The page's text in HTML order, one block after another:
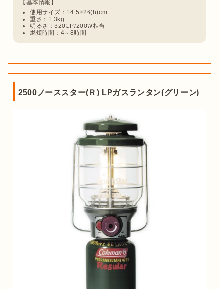
使用サイズ：14.5×26(h)cm
重さ：1.3kg
明るさ：320CP/200W相当
燃焼時間：4～8時間
2500ノーススター(Ｒ) LPガスランタン(グリーン)